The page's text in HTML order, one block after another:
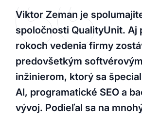
Viktor Zeman je
spoločnosti QualityUnit. Aj
rokoch vedenia firmy
predovšetkým softvérovým
inžinierom, ktorý sa
AI, programatické SEO a
vývoj. Podieľal sa na